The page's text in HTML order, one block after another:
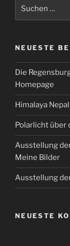
NEUESTE
Die
Homepage
Himalaya
Polarlicht über
Ausstellung
Meine Bilder
Ausstellung
NEUESTE